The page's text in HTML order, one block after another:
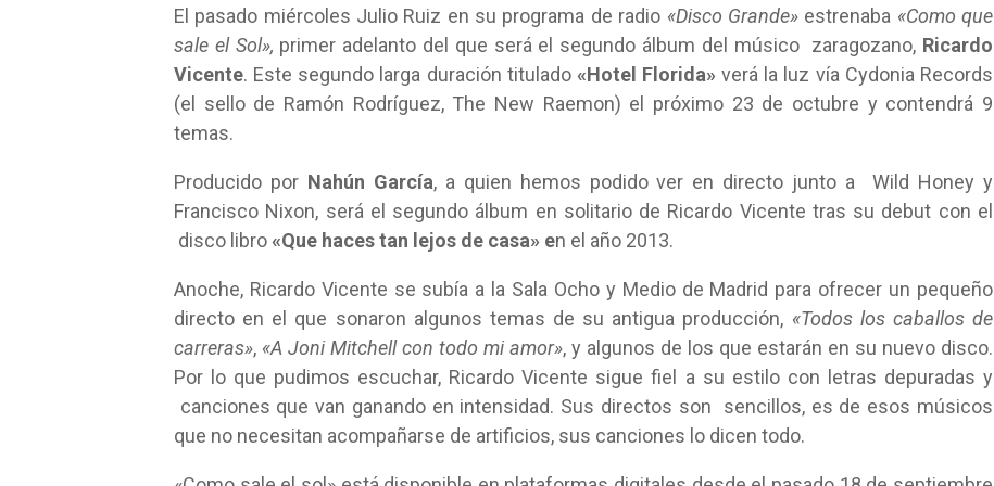
El pasado miércoles Julio Ruiz en su programa de radio «Disco Grande»estrenaba «Como que
sale el Sol», primer adelanto del que será el segundo álbum del músico zaragozano, Ricardo
Vicente. Este segundo larga duración titulado «Hotel Florida» verá la luz vía Cydonia Records
(el sello de Ramón Rodríguez, The New Raemon) el próximo 23 de octubre y contendrá 9
temas.
Producido por Nahún García, a quien hemos podido ver en directo junto a Wild Honey y
Francisco Nixon, será el segundo álbum en solitario de Ricardo Vicente tras su debut con el
disco libro«Que haces tan lejos de casa» en el año 2013.
Anoche, Ricardo Vicente se subía a la Sala Ocho y Medio de Madrid para ofrecer un pequeño
directo en el que sonaron algunos temas de su antigua producción, «Todos los caballos de
carreras», «A Joni Mitchell con todo mi amor», y algunos de los que estarán en su nuevo disco.
Por lo que pudimos escuchar, Ricardo Vicente sigue fiel a su estilo con letras depuradas y
canciones que van ganando en intensidad. Sus directos son sencillos, es de esos músicos
que no necesitan acompañarse de artificios, sus canciones lo dicen todo.